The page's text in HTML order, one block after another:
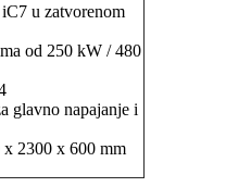
u zatvorenom
od 250 kW / 480
glavno napajanje i
2300 x 600 mm